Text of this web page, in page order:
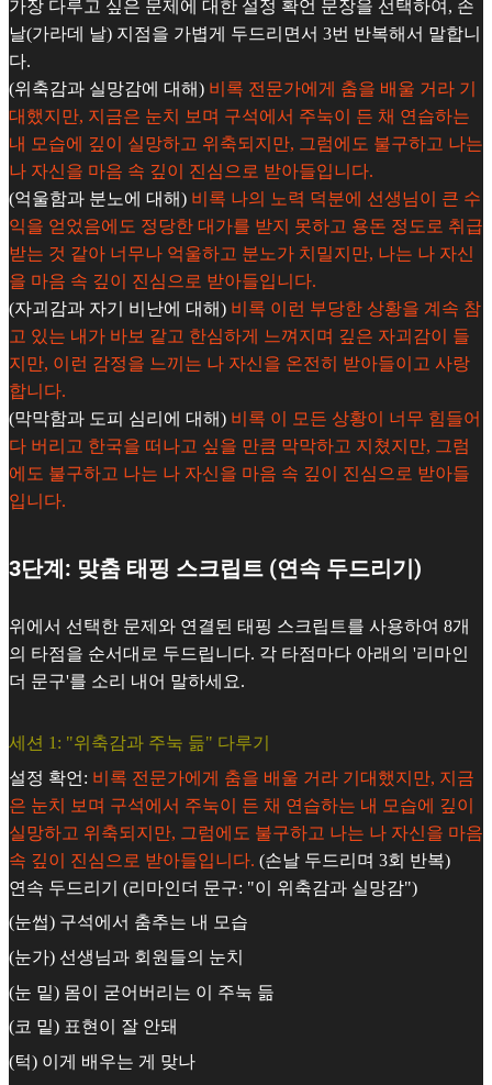
가장 다루고 싶은 문제에 대한 설정 확언 문장을 선택하여, 손
날(가라데 날) 지점을 가볍게 두드리면서 3번 반복해서 말합니
다.
(위축감과 실망감에 대해) 비록 전문가에게 춤을 배울 거라 기
대했지만, 지금은 눈치 보며 구석에서 주눅이 든 채 연습하는
내 모습에 깊이 실망하고 위축되지만, 그럼에도 불구하고 나는
나 자신을 마음 속 깊이 진심으로 받아들입니다.
(억울함과 분노에 대해) 비록 나의 노력 덕분에 선생님이 큰 수
익을 얻었음에도 정당한 대가를 받지 못하고 용돈 정도로 취급
받는 것 같아 너무나 억울하고 분노가 치밀지만, 나는 나 자신
을 마음 속 깊이 진심으로 받아들입니다.
(자괴감과 자기 비난에 대해) 비록 이런 부당한 상황을 계속 참
고 있는 내가 바보 같고 한심하게 느껴지며 깊은 자괴감이 들
지만, 이런 감정을 느끼는 나 자신을 온전히 받아들이고 사랑
합니다.
(막막함과 도피 심리에 대해) 비록 이 모든 상황이 너무 힘들어
다 버리고 한국을 떠나고 싶을 만큼 막막하고 지쳤지만, 그럼
에도 불구하고 나는 나 자신을 마음 속 깊이 진심으로 받아들
입니다.
3단계: 맞춤 태핑 스크립트 (연속 두드리기)
위에서 선택한 문제와 연결된 태핑 스크립트를 사용하여 8개
의 타점을 순서대로 두드립니다. 각 타점마다 아래의 '리마인
더 문구'를 소리 내어 말하세요.
세션 1: "위축감과 주눅 듦" 다루기
설정 확언: 비록 전문가에게 춤을 배울 거라 기대했지만, 지금
은 눈치 보며 구석에서 주눅이 든 채 연습하는 내 모습에 깊이
실망하고 위축되지만, 그럼에도 불구하고 나는 나 자신을 마음
속 깊이 진심으로 받아들입니다. (손날 두드리며 3회 반복)
연속 두드리기 (리마인더 문구: "이 위축감과 실망감")
(눈썹) 구석에서 춤추는 내 모습
(눈가) 선생님과 회원들의 눈치
(눈 밑) 몸이 굳어버리는 이 주눅 듦
(코 밑) 표현이 잘 안돼
(턱) 이게 배우는 게 맞나